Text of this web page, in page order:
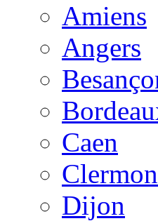
Amiens
Angers
Caen
Dijon